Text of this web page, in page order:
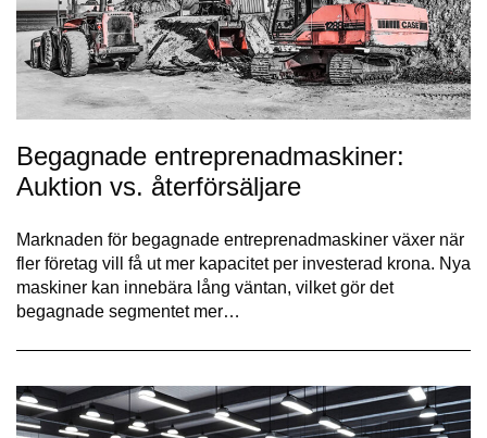
Begagnade entreprenadmaskiner:
Auktion vs. återförsäljare
Marknaden för begagnade entreprenadmaskiner växer när
fler företag vill få ut mer kapacitet per investerad krona. Nya
maskiner kan innebära lång väntan, vilket gör det
begagnade segmentet mer…